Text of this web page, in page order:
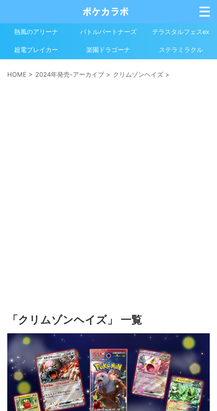
熱風のアリーナ バトルパートナーズ テラスタルフェスex
超電ブレイカー 楽園ドラゴーナ ステラミラクル
HOME > 2024年発売-アーカイブ > クリムゾンヘイズ >
「クリムゾンヘイズ」 一覧